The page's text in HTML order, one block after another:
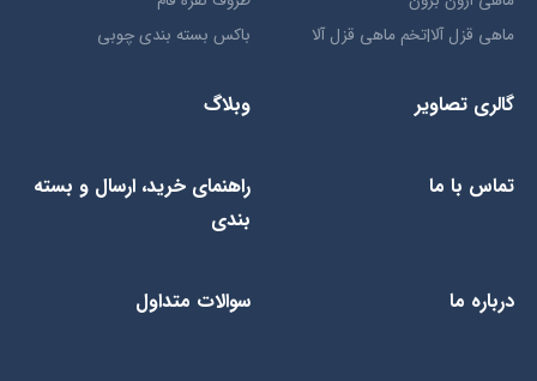
ماهی قزل آلا|تخم ماهی قزل آلا
باکس بسته بندی چوبی
گالری تصاویر وبلاگ
تماس با ما
راهنمای خرید، ارسال و بسته
بندی
درباره ما سوالات متداول